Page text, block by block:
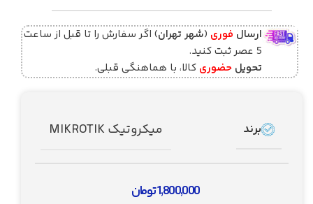
ارسال فوری (شهر تهران) اگر سفارش را تا قبل از ساعت
5 عصر ثبت کنید.
تحویل حضوری کالا، با هماهنگی قبلی.
برند میکروتیک MIKROTIK
1,800,000تومان